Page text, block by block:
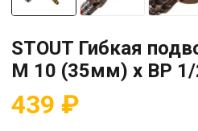
STOUT Гибкая
M 10 (35мм) х ВР
439 ₽